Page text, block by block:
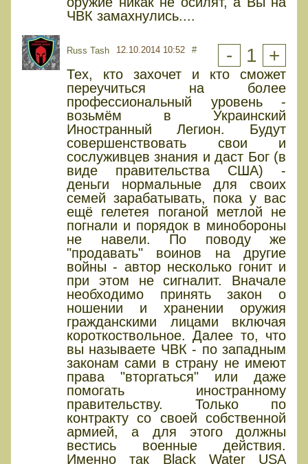
ЧВК замахнулись....
Russ Tash 12.10.2014 10:52 # - 1 +
Тех, кто захочет и кто сможет
переучиться на более
профессиональный уровень -
возьмём в Украинский
Иностранный Легион. Будут
совершенствовать свои и
сослуживцев знания и даст Бог (в
виде правительства США) -
деньги нормальные для своих
семей зарабатывать, пока у вас
ещё гелетея поганой метлой не
погнали и порядок в минобороны
не навели. По поводу же
"продавать" воинов на другие
войны - автор несколько гонит и
при этом не сигналит. Вначале
необходимо принять закон о
ношении и хранении оружия
гражданскими лицами включая
короткоствольное. Далее то, что
вы называете ЧВК - по западным
законам сами в страну не имеют
права "вторгаться" или даже
помогать иностранному
правительству. Только по
контракту со своей собственной
армией, а для этого должны
вестись военные действия.
Именно так Black Water USA